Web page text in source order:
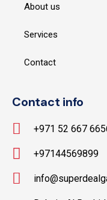
About us
Services
Contact
Contact info
+971 52 667
+97144569899